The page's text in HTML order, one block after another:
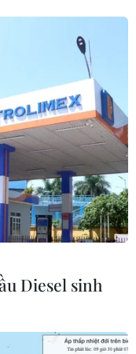
thu
Diesel sinh